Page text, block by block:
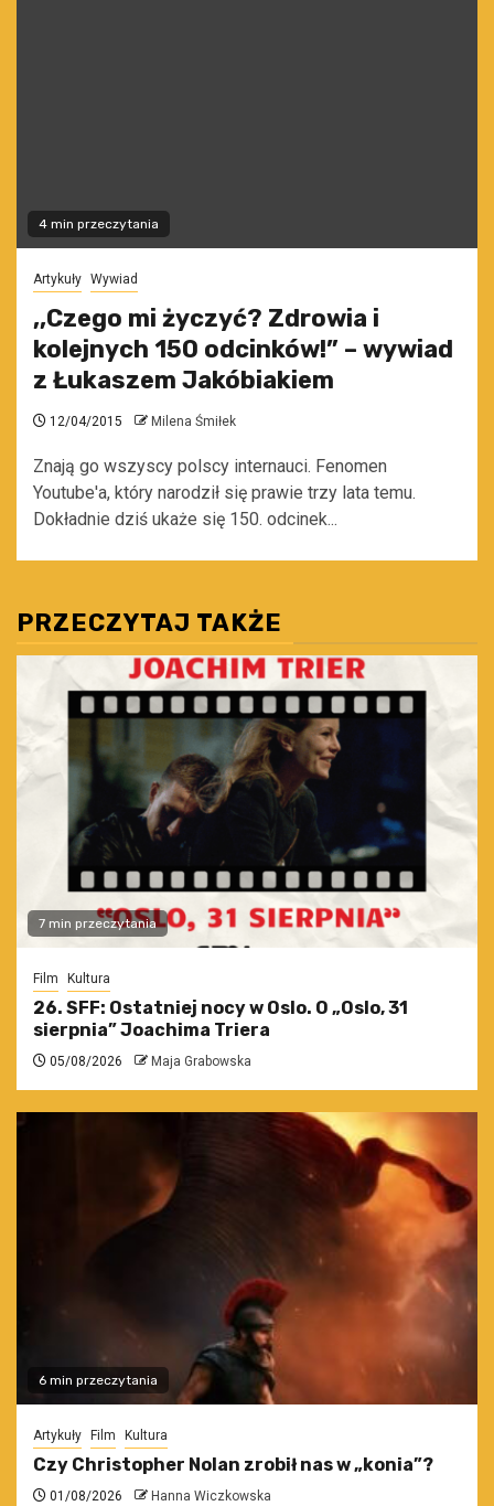
4 min przeczytania
Artykuły Wywiad
,,Czego mi życzyć? Zdrowia i
kolejnych 150 odcinków!” – wywiad
z Łukaszem Jakóbiakiem
12/04/2015 Milena Śmiłek
Znają go wszyscy polscy internauci. Fenomen
Youtube'a, który narodził się prawie trzy lata temu.
Dokładnie dziś ukaże się 150. odcinek...
PRZECZYTAJ TAKŻE
7 min przeczytania
Film Kultura
26. SFF: Ostatniej nocy w Oslo. O „Oslo, 31
sierpnia” Joachima Triera
05/08/2026 Maja Grabowska
6 min przeczytania
Artykuły Film Kultura
Czy Christopher Nolan zrobił nas w „konia”?
01/08/2026 Hanna Wiczkowska